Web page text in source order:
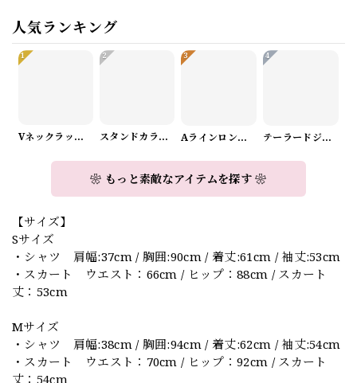
人気ランキング
1
Vネックラップデザインニット（3color） A1008
2
スタンドカラーロングスリーブリボンブラウス（3color） A1126
3
Aラインロングワンピース（2color） A0908
4
テーラードジャケット＆ワイドパンツスーツwithスカーフ A0987
❀ もっと素敵なアイテムを探す ❀
【サイズ】
Sサイズ
・シャツ 肩幅:37cm / 胸囲:90cm / 着丈:61cm / 袖丈:53cm
・スカート ウエスト：66cm / ヒップ：88cm / スカート
丈：53cm
Mサイズ
・シャツ 肩幅:38cm / 胸囲:94cm / 着丈:62cm / 袖丈:54cm
・スカート ウエスト：70cm / ヒップ：92cm / スカート
丈：54cm